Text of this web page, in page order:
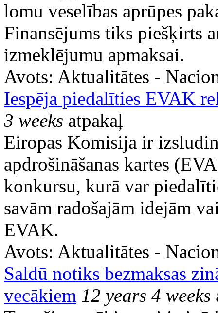
lomu veselības aprūpes
Finansējums tiks piešķirts
izmeklējumu apmaksai.
Avots: Aktualitātes -
Iespēja piedalīties EVAK
3 weeks atpakaļ
Eiropas Komisija ir
apdrošināšanas kartes
konkursu, kurā var
savām radošajām idejām
EVAK.
Avots: Aktualitātes -
Saldū notiks bezmaksas
vecākiem 12 years 4 weeks